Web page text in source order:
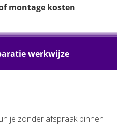
montage kosten
werkwijze
je zonder afspraak binnen